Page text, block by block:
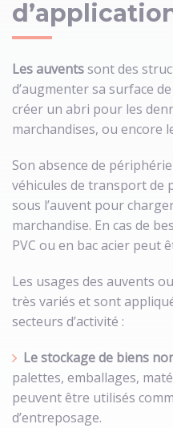
Les auventssont des
d’augmenter sa surface
créer un abri pour les
marchandises, ou encore
Son absence de
véhicules de transport de
sous l’auvent pour
marchandise. En cas de
PVC ou en bac acier peut
Les usages des auvents
très variés et sont
secteurs d’activité :
Le stockage de biens
palettes, emballages,
peuvent être utilisés
d’entreposage.